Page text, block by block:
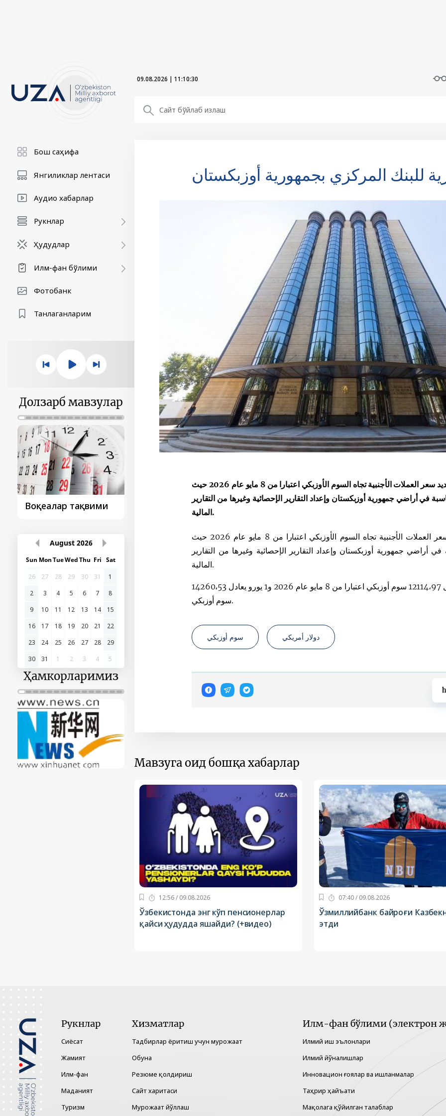
09.08.2026 | 11:10:31
Бош саҳифа
Янгиликлар лентаси
Аудио хабарлар
Рукнлар
Ҳудудлар
Илм-фан бўлими
Фотобанк
Танлаганларим
Долзарб мавзулар
Воқеалар тақвими
Президент
ташрифидан сўнг...
Президент
Қарор ва ижро
August 2026
Sun MonTueWedThu Fri Sat
26
27 28 29 30 31
1
2
3 4 5 6 7
8
9
10 11 12 13 14
15
16
17 18 19 20 21
22
23
24 25 26 27 28
29
30
31 1 2 3 4 5
Ҳамкорларимиз
للبنك المركزي بجمهورية أوزبكستان
قام البنك المركزي بجمهورية أوزبكستان بتحديد سعر العملات الأجنبية تجاه السوم الأوزبكي اعتبارا من 8 مايو عام 2026 حيث
في أراضي جمهورية أوزبكستان وإعداد التقارير الإحصائية وغيرها من التقارير
المالية.
قام البنك المركزي بجمهورية أوزبكستان بتحديد سعر العملات الأجنبية تجاه السوم الأوزبكي اعتبارا من 8 مايو عام 2026 حيث
جمهورية أوزبكستان وإعداد التقارير الإحصائية وغيرها من التقارير
المالية.
وأفاد البنك المركزي بأن سعر 1 دولار أميركي يعادل 12114،97 سوم أوزبكي اعتبارا من 8 مايو عام 2026 و1 يورو يعادل 14260،53
سوم أوزبكي.
سوم أوزبكي دولار أمريكي
Мавзуга оид бошқа хабарлар
12:56 / 09.08.2026
Ўзбекистонда энг кўп пенсионерлар
қайси ҳудудда яшайди? (+видео)
07:40 / 09.08.2026
Ўзмиллийбанк байроғи
этди
Рукнлар
Сиёсат
Жамият
Илм-фан
Маданият
Туризм
Хизматлар
Тадбирлар ёритиш учун мурожаат
Обуна
Резюме қолдириш
Сайт харитаси
Мурожаат йўллаш
Илм-фан бўлими (электрон
Илмий иш эълонлари
Илмий йўналишлар
Инновацион ғоялар ва ишланмалар
Таҳрир ҳайъати
Мақолага қўйилган талаблар